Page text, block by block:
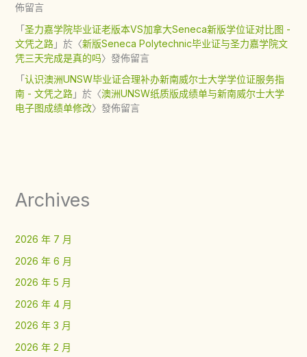
佈留言
「圣力嘉学院毕业证老版本VS加拿大Seneca新版学位证对比图 -
文凭之路」於〈新版Seneca Polytechnic毕业证与圣力嘉学院文
凭三天完成是真的吗〉發佈留言
「认识澳洲UNSW毕业证合理补办新南威尔士大学学位证服务指
南 - 文凭之路」於〈澳洲UNSW纸质版成绩单与新南威尔士大学
电子图成绩单修改〉發佈留言
Archives
2026 年 7 月
2026 年 6 月
2026 年 5 月
2026 年 4 月
2026 年 3 月
2026 年 2 月